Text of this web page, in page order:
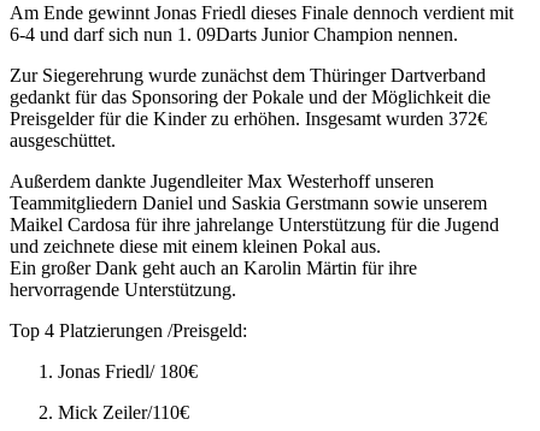
Am Ende gewinnt Jonas Friedl dieses Finale dennoch verdient mit
6-4 und darf sich nun 1. 09Darts Junior Champion nennen.
Zur Siegerehrung wurde zunächst dem Thüringer Dartverband
gedankt für das Sponsoring der Pokale und der Möglichkeit die
Preisgelder für die Kinder zu erhöhen. Insgesamt wurden 372€
ausgeschüttet.
Außerdem dankte Jugendleiter Max Westerhoff unseren
Teammitgliedern Daniel und Saskia Gerstmann sowie unserem
Maikel Cardosa für ihre jahrelange Unterstützung für die Jugend
und zeichnete diese mit einem kleinen Pokal aus.
Ein großer Dank geht auch an Karolin Märtin für ihre
hervorragende Unterstützung.
Top 4 Platzierungen /Preisgeld:
Jonas Friedl/ 180€
Mick Zeiler/110€